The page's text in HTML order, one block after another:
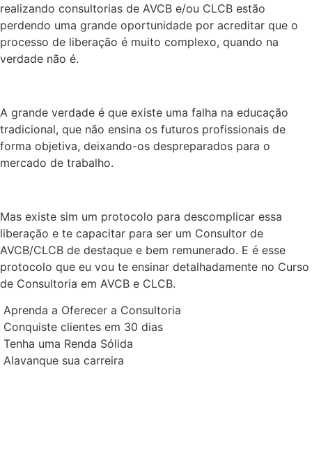
realizando consultorias de AVCB e/ou CLCB estão
perdendo uma grande oportunidade por acreditar que o
processo de liberação é muito complexo, quando na
verdade não é.
A grande verdade é que existe uma falha na educação
tradicional, que não ensina os futuros profissionais de
forma objetiva, deixando-os despreparados para o
mercado de trabalho.
Mas existe sim um protocolo para descomplicar essa
liberação e te capacitar para ser um Consultor de
AVCB/CLCB de destaque e bem remunerado. E é esse
protocolo que eu vou te ensinar detalhadamente no Curso
de Consultoria em AVCB e CLCB.
Aprenda a Oferecer a Consultoria
Conquiste clientes em 30 dias
Tenha uma Renda Sólida
Alavanque sua carreira